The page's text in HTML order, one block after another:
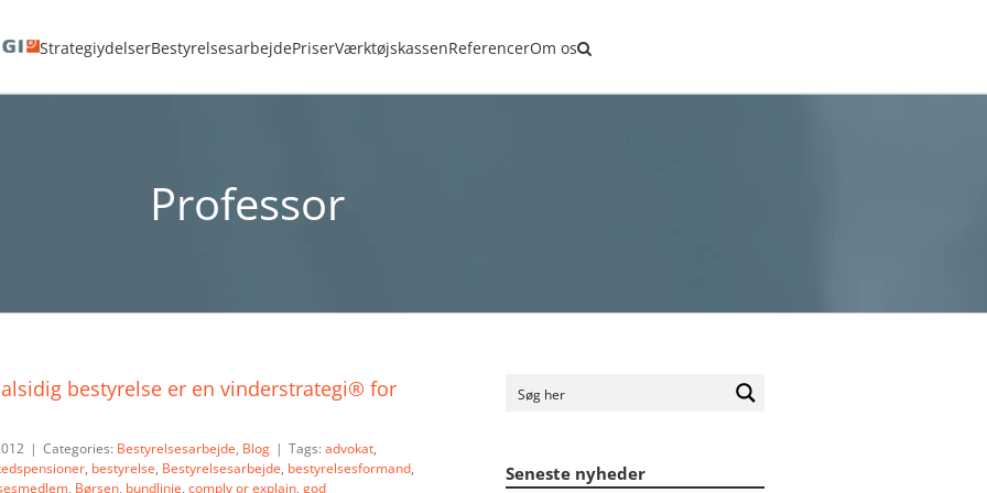
StrategiydelserBestyrelsesarbejdePriserVærktøjskassenReferencerOm os
Professor
bestyrelse er en vinderstrategi® for
| Categories: Bestyrelsesarbejde, Blog | Tags: advokat,
, bestyrelse, Bestyrelsesarbejde, bestyrelsesformand,
, Børsen, bundlinje, comply or explain, god
Seneste nyheder